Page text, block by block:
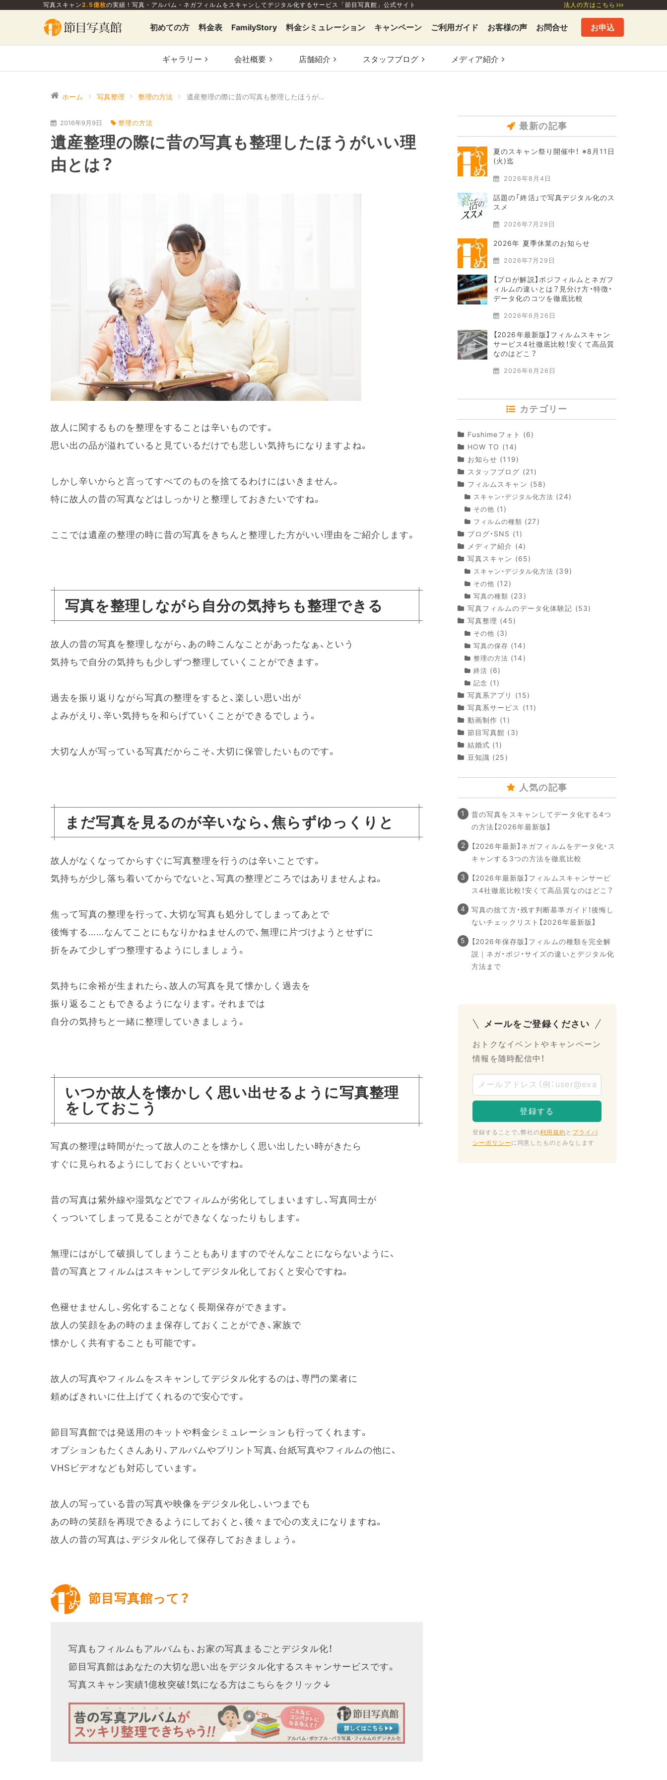
写真スキャン2.5億枚の実績！写真・アルバム・ネガフィルムをスキャンしてデジタル化するサービス「節目写真館」公式サイト 法人の方はこちら
初めての方 料金表 FamilyStory 料金シミュレーション キャンペーン ご利用ガイド お客様の声 お問合せ お申込
ギャラリー 会社概要 店舗紹介 スタッフブログ メディア紹介
ホーム 写真整理 整理の方法 遺産整理の際に昔の写真も整理したほうがいい理由とは？
2016年9月9日 整理の方法
遺産整理の際に昔の写真も整理したほうがいい理
由とは？
故人に関するものを整理をすることは辛いものです。
思い出の品が溢れていると見ているだけでも悲しい気持ちになりますよね。
しかし辛いからと言ってすべてのものを捨てるわけにはいきません。
特に故人の昔の写真などはしっかりと整理しておきたいですね。
ここでは遺産の整理の時に昔の写真をきちんと整理した方がいい理由をご紹介します。
写真を整理しながら自分の気持ちも整理できる
故人の昔の写真を整理しながら、あの時こんなことがあったなぁ、という
気持ちで自分の気持ちも少しずつ整理していくことができます。
過去を振り返りながら写真の整理をすると、楽しい思い出が
よみがえり、辛い気持ちを和らげていくことができるでしょう。
大切な人が写っている写真だからこそ、大切に保管したいものです。
まだ写真を見るのが辛いなら、焦らずゆっくりと
故人がなくなってからすぐに写真整理を行うのは辛いことです。
気持ちが少し落ち着いてからでないと、写真の整理どころではありませんよね。
焦って写真の整理を行って、大切な写真も処分してしまってあとで
後悔する……なんてことにもなりかねませんので、無理に片づけようとせずに
折をみて少しずつ整理するようにしましょう。
気持ちに余裕が生まれたら、故人の写真を見て懐かしく過去を
振り返ることもできるようになります。それまでは
自分の気持ちと一緒に整理していきましょう。
いつか故人を懐かしく思い出せるように写真整理
をしておこう
写真の整理は時間がたって故人のことを懐かしく思い出したい時がきたら
すぐに見られるようにしておくといいですね。
昔の写真は紫外線や湿気などでフィルムが劣化してしまいますし、写真同士が
くっついてしまって見ることができなくなったりもします。
無理にはがして破損してしまうこともありますのでそんなことにならないように、
昔の写真とフィルムはスキャンしてデジタル化しておくと安心ですね。
色褪せませんし、劣化することなく長期保存ができます。
故人の笑顔をあの時のまま保存しておくことができ、家族で
懐かしく共有することも可能です。
故人の写真やフィルムをスキャンしてデジタル化するのは、専門の業者に
頼めばきれいに仕上げてくれるので安心です。
節目写真館では発送用のキットや料金シミュレーションも行ってくれます。
オプションもたくさんあり、アルバムやプリント写真、台紙写真やフィルムの他に、
VHSビデオなども対応しています。
故人の写っている昔の写真や映像をデジタル化し、いつまでも
あの時の笑顔を再現できるようにしておくと、後々まで心の支えになりますね。
故人の昔の写真は、デジタル化して保存しておきましょう。
節目写真館って？
写真もフィルムもアルバムも、お家の写真まるごとデジタル化！
節目写真館はあなたの大切な思い出をデジタル化するスキャンサービスです。
写真スキャン実績1億枚突破！気になる方はこちらをクリック↓
最新の記事
夏のスキャン祭り開催中！ ※8月11日
(火)迄
2026年8月4日
話題の「終活」で写真デジタル化のス
スメ
2026年7月29日
2026年 夏季休業のお知らせ
2026年7月29日
【プロが解説】ポジフィルムとネガフ
ィルムの違いとは？見分け方・特徴・
データ化のコツを徹底比較
2026年6月26日
【2026年最新版】フィルムスキャン
サービス4社徹底比較！安くて高品質
なのはどこ？
2026年6月26日
カテゴリー
Fushimeフォト (6)
HOW TO (14)
お知らせ (119)
スタッフブログ (21)
フィルムスキャン (58)
スキャン・デジタル化方法 (24)
その他 (1)
フィルムの種類 (27)
ブログ・SNS (1)
メディア紹介 (4)
写真スキャン (65)
スキャン・デジタル化方法 (39)
その他 (12)
写真の種類 (23)
写真フィルムのデータ化体験記 (53)
写真整理 (45)
その他 (3)
写真の保存 (14)
整理の方法 (14)
終活 (6)
記念 (1)
写真系アプリ
(15)
写真系サービス (11)
動画制作 (1)
節目写真館 (3)
結婚式 (1)
豆知識 (25)
人気の記事
昔の写真をスキャンしてデータ化する4つ
の方法【2026年最新版】
【2026年最新】ネガフィルムをデータ化・ス
キャンする3つの方法を徹底比較
【2026年最新版】フィルムスキャンサービ
ス4社徹底比較！安くて高品質なのはどこ？
写真の捨て方・残す判断基準ガイド！後悔し
ないチェックリスト【2026年最新版】
【2026年保存版】フィルムの種類を完全解
説｜ネガ・ポジ・サイズの違いとデジタル化
方法まで
メールをご登録ください
おトクなイベントやキャンペーン
情報を随時配信中！
登録することで、弊社の利用規約 と プライバ
シーポリシー に同意したものとみなします